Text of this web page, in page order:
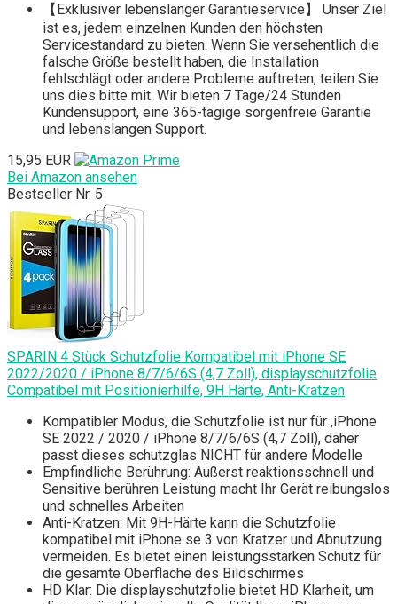
【Exklusiver lebenslanger Garantieservice】 Unser Ziel
ist es, jedem einzelnen Kunden den höchsten
Servicestandard zu bieten. Wenn Sie versehentlich die
falsche Größe bestellt haben, die Installation
fehlschlägt oder andere Probleme auftreten, teilen Sie
uns dies bitte mit. Wir bieten 7 Tage/24 Stunden
Kundensupport, eine 365-tägige sorgenfreie Garantie
und lebenslangen Support.
15,95 EUR
Bei Amazon ansehen
Bestseller Nr. 5
SPARIN 4 Stück Schutzfolie Kompatibel mit iPhone SE
2022/2020 / iPhone 8/7/6/6S (4,7 Zoll), displayschutzfolie
Compatibel mit Positionierhilfe, 9H Härte, Anti-Kratzen
Kompatibler Modus, die Schutzfolie ist nur für ,iPhone
SE 2022 / 2020 / iPhone 8/7/6/6S (4,7 Zoll), daher
passt dieses schutzglas NICHT für andere Modelle
Empfindliche Berührung: Äußerst reaktionsschnell und
Sensitive berühren Leistung macht Ihr Gerät reibungslos
und schnelles Arbeiten
Anti-Kratzen: Mit 9H-Härte kann die Schutzfolie
kompatibel mit iPhone se 3 von Kratzer und Abnutzung
vermeiden. Es bietet einen leistungsstarken Schutz für
die gesamte Oberfläche des Bildschirmes
HD Klar: Die displayschutzfolie bietet HD Klarheit, um